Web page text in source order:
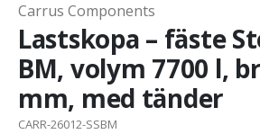
Carrus Components
Lastskopa – fäste
BM, volym 7700 l,
mm, med tänder
CARR-26012-SSBM